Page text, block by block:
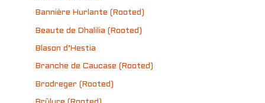
Bannière Hurlante (Rooted)
Beaute de Dhalilia (Rooted)
Blason d’Hestia
Branche de Caucase (Rooted)
Brodreger (Rooted)